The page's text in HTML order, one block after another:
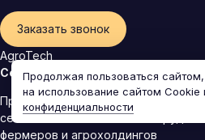
Заказать звонок
AgroTech
Сфера деятельности:
Производитель и поставщик
сельскохозяйственного
фермеров и агрохолдингов
Продолжая пользоваться
на использование сайтом Cookie
конфиденциальности